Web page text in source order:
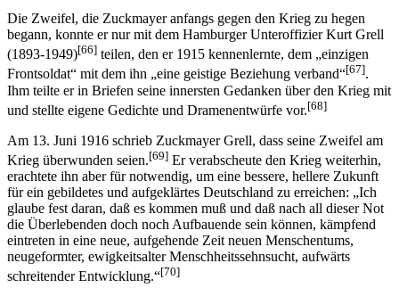
Die Zweifel, die Zuckmayer anfangs gegen den Krieg zu hegen
begann, konnte er nur mit dem Hamburger Unteroffizier Kurt Grell
(1893-1949)[66] teilen, den er 1915 kennenlernte, dem „einzigen
Frontsoldat“ mit dem ihn „eine geistige Beziehung verband“[67].
Ihm teilte er in Briefen seine innersten Gedanken über den Krieg mit
und stellte eigene Gedichte und Dramenentwürfe vor.[68]
Am 13. Juni 1916 schrieb Zuckmayer Grell, dass seine Zweifel am
Krieg überwunden seien.[69] Er verabscheute den Krieg weiterhin,
erachtete ihn aber für notwendig, um eine bessere, hellere Zukunft
für ein gebildetes und aufgeklärtes Deutschland zu erreichen: „Ich
glaube fest daran, daß es kommen muß und daß nach all dieser Not
die Überlebenden doch noch Aufbauende sein können, kämpfend
eintreten in eine neue, aufgehende Zeit neuen Menschentums,
neugeformter, ewigkeitsalter Menschheitssehnsucht, aufwärts
schreitender Entwicklung.“[70]